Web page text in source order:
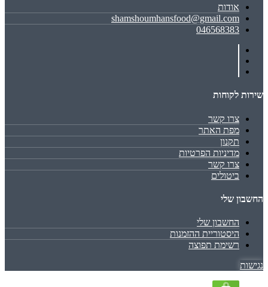
אודות
shamshoumhansfood@gmail.com
046568383
שירות לקוחות
צרו קשר
מפת האתר
תקנון
מדיניות הפרטיות
צרו קשר
ביטולים
החשבון שלי
החשבון שלי
היסטוריית ההזמנות
רשימת תפוצה
נגישות